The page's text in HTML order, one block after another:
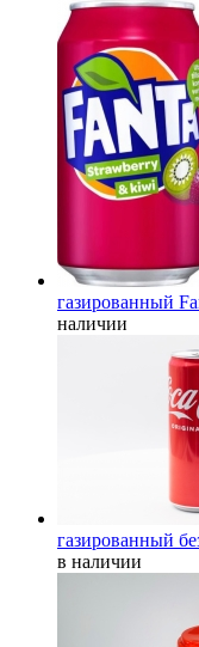
газированный
наличии
газированный
в наличии